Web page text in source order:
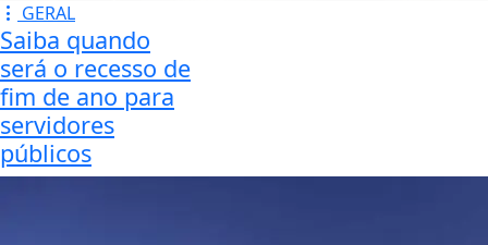
GERAL
Saiba quando
será o recesso de
fim de ano para
servidores
públicos